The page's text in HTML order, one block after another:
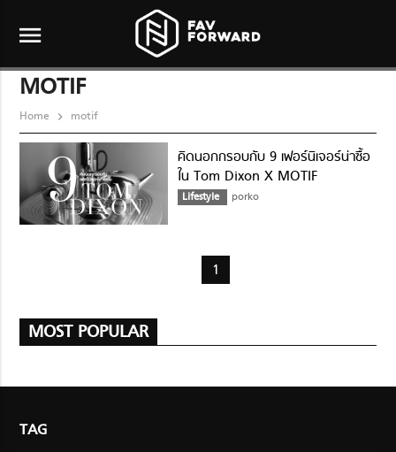
menu
MOTIF
Home motif
คิดนอกกรอบกับ 9 เฟอร์นิเจอร์น่าซื้อ
ใน Tom Dixon X MOTIF
Lifestyle porko
1
MOST POPULAR
TAG